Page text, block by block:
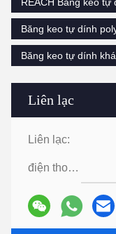
Liên lạc
Liên lạc:
điện thoại:
Băng keo tự dính
Băng keo tự dính